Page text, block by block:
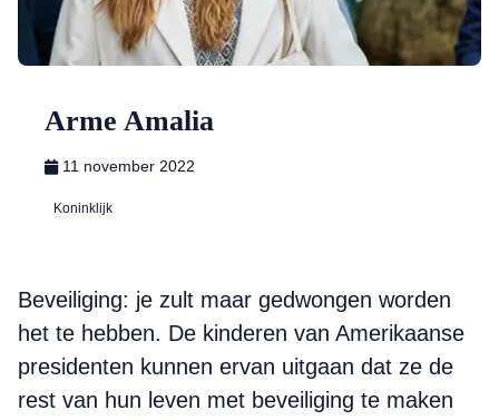
Arme Amalia
11 november 2022
Koninklijk
Beveiliging: je zult maar gedwongen worden
het te hebben. De kinderen van Amerikaanse
presidenten kunnen ervan uitgaan dat ze de
rest van hun leven met beveiliging te maken